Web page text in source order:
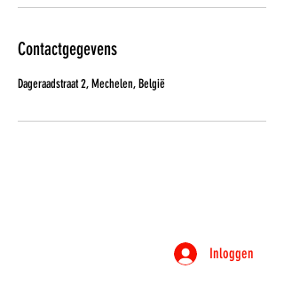
Contactgegevens
Dageraadstraat 2, Mechelen, België
Inloggen